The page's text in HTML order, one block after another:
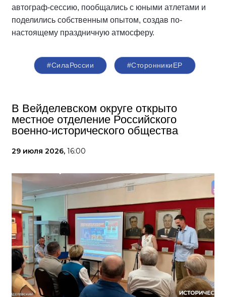
автограф-сессию, пообщались с юными атлетами и
поделились собственным опытом, создав по-
настоящему праздничную атмосферу.
#СилаРоссии #СторонникиЕР
В Вейделевском округе открыто
местное отделение Российского
военно-исторического общества
29 июля 2026, 16:00